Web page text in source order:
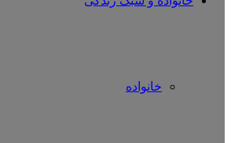
خانواده